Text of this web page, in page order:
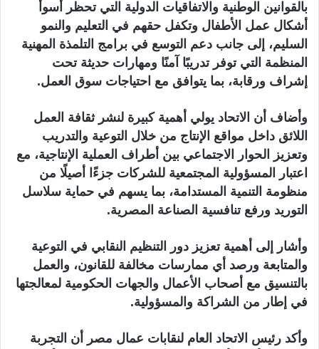
بالقوانين الوطنية والاتفاقيات الدولية التي تحظر أسوأ
أشكال عمل الأطفال وتكفل حقهم في التعليم والنمو
السليم، إلى جانب دعم التوسع في برامج التلمذة المهنية
المنظمة التي توفر تدريبًا آمنًا ومهارات حديثة تحت
إشراف ورقابة، بما يتوافق مع احتياجات سوق العمل.
وأضاف أن الاتحاد يولي أهمية كبيرة لنشر ثقافة العمل
اللائق داخل مواقع الإنتاج من خلال التوعية والتدريب
وتعزيز الحوار الاجتماعي بين أطراف العملية الإنتاجية، مع
اعتبار المسؤولية المجتمعية للشركات جزءًا أصيلًا من
منظومة التنمية المستدامة، بما يسهم في حماية سلاسل
التوريد ورفع تنافسية الصناعة المصرية.
وأشار إلى أهمية تعزيز دور التنظيم النقابي في التوعية
والمتابعة ورصد أي ممارسات مخالفة للقانون، والعمل
بالتنسيق مع أصحاب الأعمال والجهات الحكومية لمعالجتها
في إطار من الشراكة والمسؤولية.
وأكد رئيس الاتحاد العام لنقابات عمال مصر أن التجربة